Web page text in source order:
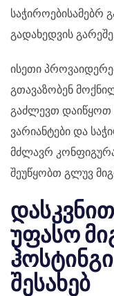
საჭიროებისამებრ
გადახედვის გარეშე.
ისეთი
გთავაზობენ
გაძლევთ დაიწყოთ
ვარიანტები და
მძლავრ
შეუწყობთ გლუვ
უფასო
შესახებ